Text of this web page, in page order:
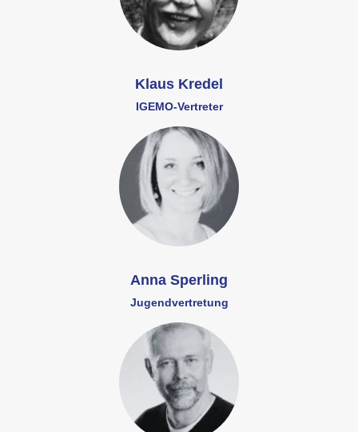
Klaus Kredel
IGEMO-Vertreter
Anna Sperling
Jugendvertretung